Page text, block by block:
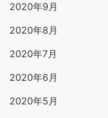
2020年9月
2020年8月
2020年7月
2020年6月
2020年5月